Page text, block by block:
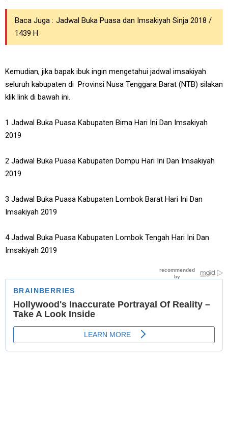
Baca Juga : Jadwal Buka Puasa dan Imsakiyah Sinja 2018 /
1439 H
Kemudian, jika bapak ibuk ingin mengetahui jadwal imsakiyah
seluruh kabupaten di Provinsi Nusa Tenggara Barat (NTB) silakan
klik link di bawah ini.
1 Jadwal Buka Puasa Kabupaten Bima Hari Ini Dan Imsakiyah
2019
2 Jadwal Buka Puasa Kabupaten Dompu Hari Ini Dan Imsakiyah
2019
3 Jadwal Buka Puasa Kabupaten Lombok Barat Hari Ini Dan
Imsakiyah 2019
4 Jadwal Buka Puasa Kabupaten Lombok Tengah Hari Ini Dan
Imsakiyah 2019